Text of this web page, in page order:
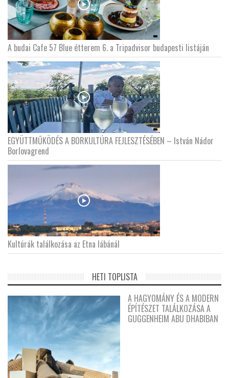
A budai Cafe 57 Blue étterem 6. a Tripadvisor budapesti listáján
EGYÜTTMŰKÖDÉS A BORKULTÚRA FEJLESZTÉSÉBEN – István Nádor
Borlovagrend
Kultúrák találkozása az Etna lábánál
HETI TOPLISTA
A HAGYOMÁNY ÉS A MODERN
ÉPÍTÉSZET TALÁLKOZÁSA A
GUGGENHEIM ABU DHABIBAN